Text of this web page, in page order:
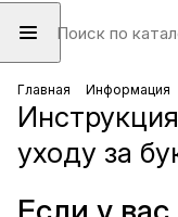
Главная Информация
уходу за